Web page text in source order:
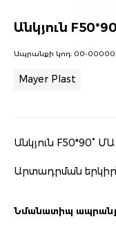
Անկյուն
Ապրանքի կոդ: 00-
Mayer Plast
Անկյուն F50*90°
Արտադրման
Նմանատիպ